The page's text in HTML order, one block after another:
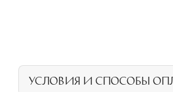
УСЛОВИЯ И СПОСОБЫ